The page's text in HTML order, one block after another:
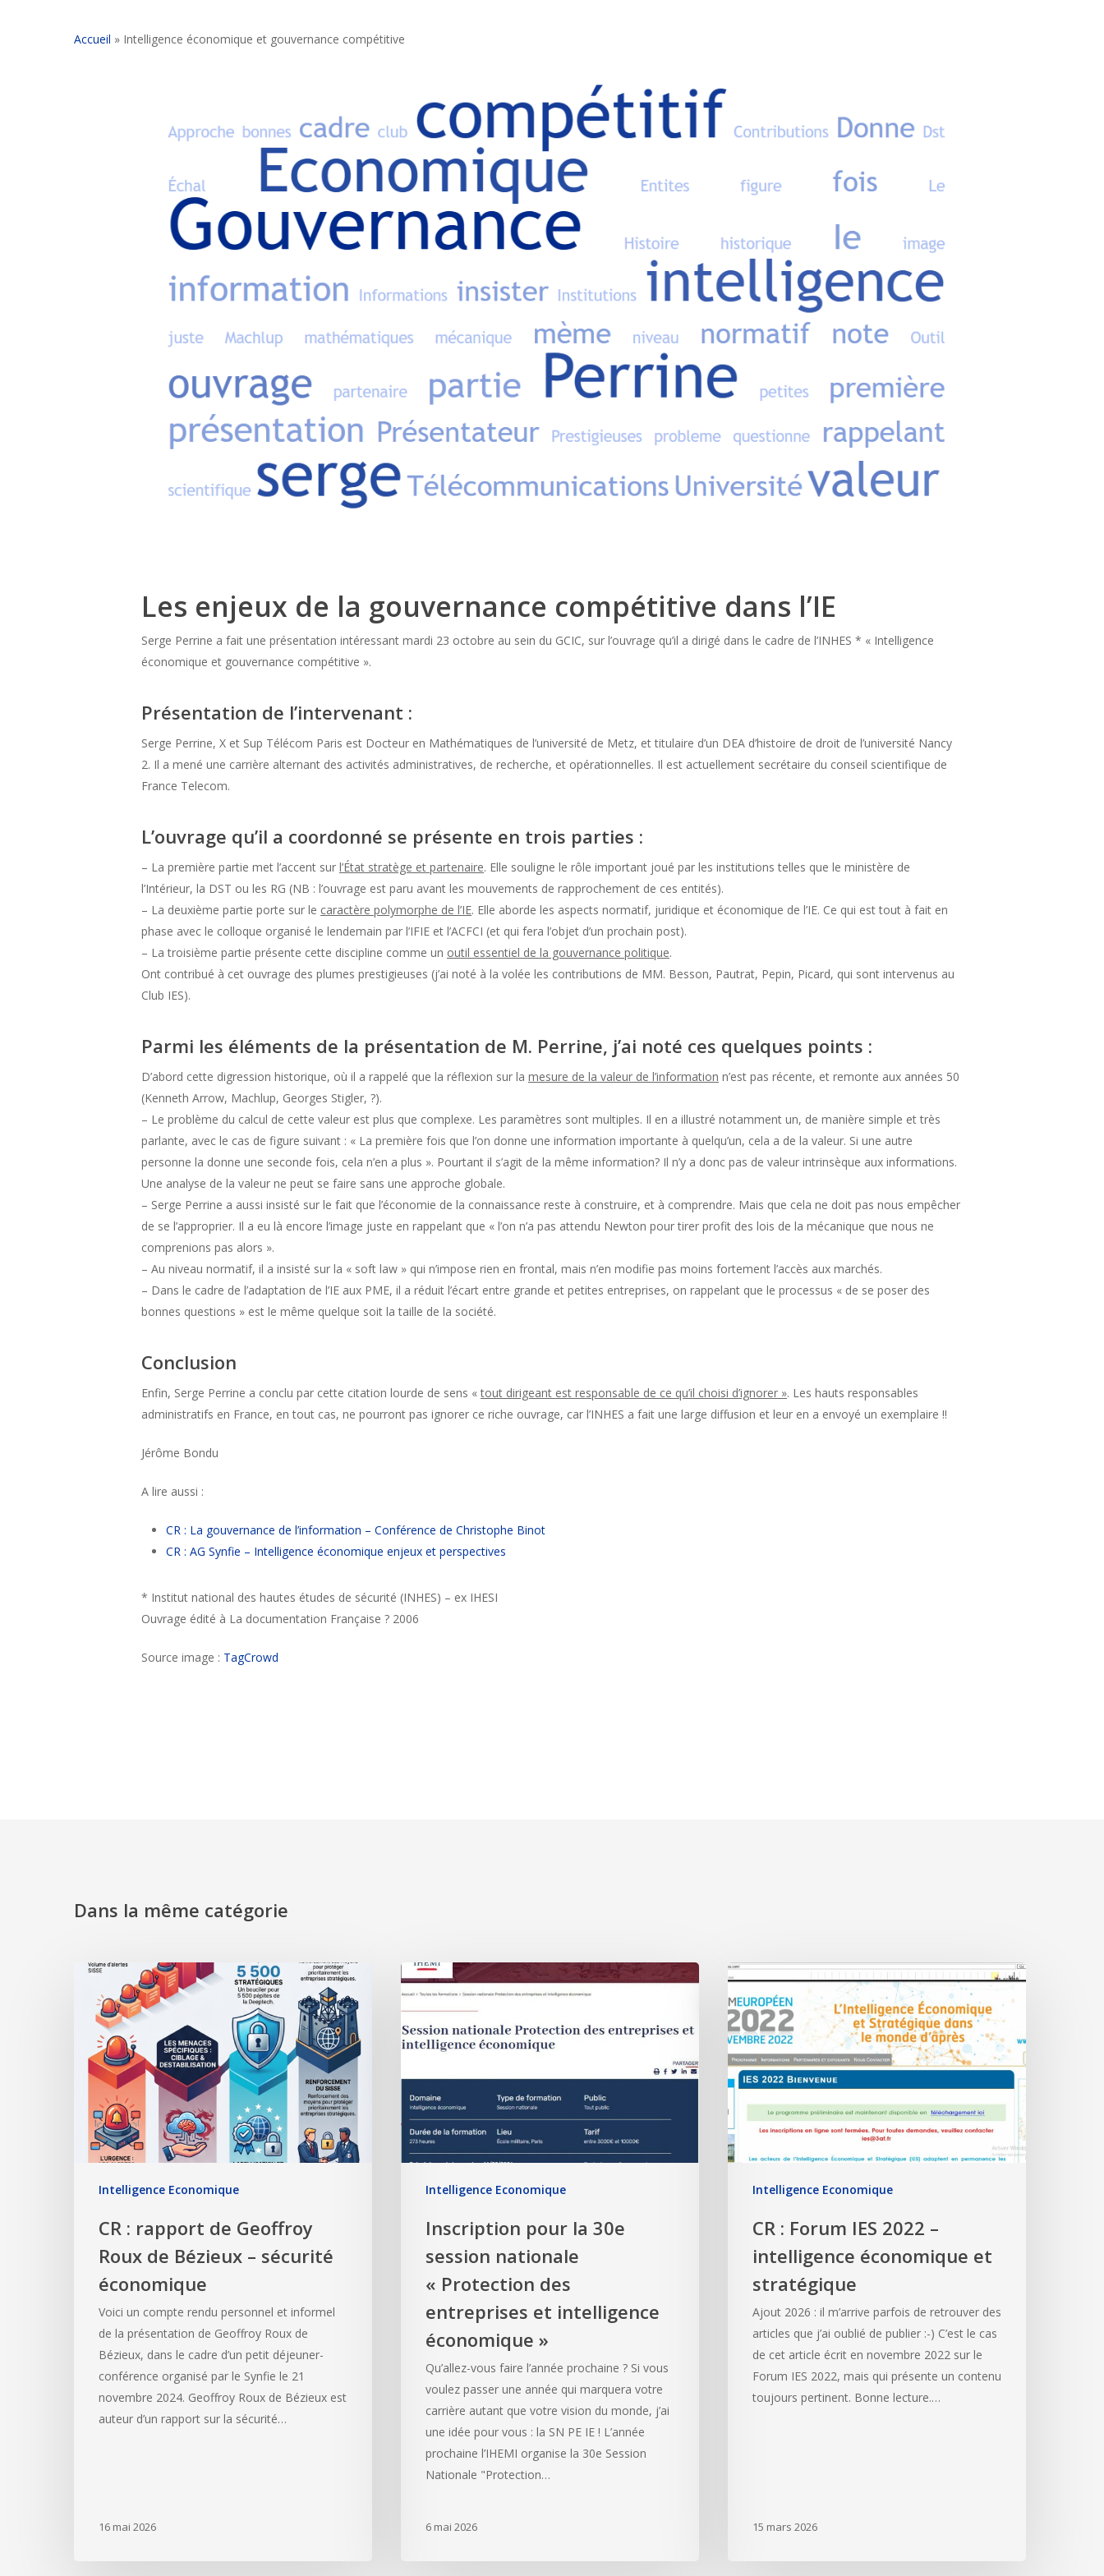
Accueil » Intelligence économique et gouvernance compétitive
Les enjeux de la gouvernance compétitive dans l’IE
Serge Perrine a fait une présentation intéressant mardi 23 octobre au sein du GCIC, sur l’ouvrage qu’il a dirigé dans le cadre de l’INHES * « Intelligence
économique et gouvernance compétitive ».
Présentation de l’intervenant :
Serge Perrine, X et Sup Télécom Paris est Docteur en Mathématiques de l’université de Metz, et titulaire d’un DEA d’histoire de droit de l’université Nancy
2. Il a mené une carrière alternant des activités administratives, de recherche, et opérationnelles. Il est actuellement secrétaire du conseil scientifique de
France Telecom.
L’ouvrage qu’il a coordonné se présente en trois parties :
– La première partie met l’accent sur l’État stratège et partenaire. Elle souligne le rôle important joué par les institutions telles que le ministère de
l’Intérieur, la DST ou les RG (NB : l’ouvrage est paru avant les mouvements de rapprochement de ces entités).
– La deuxième partie porte sur le caractère polymorphe de l’IE. Elle aborde les aspects normatif, juridique et économique de l’IE. Ce qui est tout à fait en
phase avec le colloque organisé le lendemain par l’IFIE et l’ACFCI (et qui fera l’objet d’un prochain post).
– La troisième partie présente cette discipline comme un outil essentiel de la gouvernance politique.
Ont contribué à cet ouvrage des plumes prestigieuses (j’ai noté à la volée les contributions de MM. Besson, Pautrat, Pepin, Picard, qui sont intervenus au
Club IES).
Parmi les éléments de la présentation de M. Perrine, j’ai noté ces quelques points :
D’abord cette digression historique, où il a rappelé que la réflexion sur la mesure de la valeur de l’information n’est pas récente, et remonte aux années 50
(Kenneth Arrow, Machlup, Georges Stigler, ?).
– Le problème du calcul de cette valeur est plus que complexe. Les paramètres sont multiples. Il en a illustré notamment un, de manière simple et très
parlante, avec le cas de figure suivant : « La première fois que l’on donne une information importante à quelqu’un, cela a de la valeur. Si une autre
personne la donne une seconde fois, cela n’en a plus ». Pourtant il s’agit de la même information? Il n’y a donc pas de valeur intrinsèque aux informations.
Une analyse de la valeur ne peut se faire sans une approche globale.
– Serge Perrine a aussi insisté sur le fait que l’économie de la connaissance reste à construire, et à comprendre. Mais que cela ne doit pas nous empêcher
de se l’approprier. Il a eu là encore l’image juste en rappelant que « l’on n’a pas attendu Newton pour tirer profit des lois de la mécanique que nous ne
comprenions pas alors ».
– Au niveau normatif, il a insisté sur la « soft law » qui n’impose rien en frontal, mais n’en modifie pas moins fortement l’accès aux marchés.
– Dans le cadre de l’adaptation de l’IE aux PME, il a réduit l’écart entre grande et petites entreprises, on rappelant que le processus « de se poser des
bonnes questions » est le même quelque soit la taille de la société.
Conclusion
Enfin, Serge Perrine a conclu par cette citation lourde de sens «tout dirigeant est responsable de ce qu’il choisi d’ignorer ». Les hauts responsables
administratifs en France, en tout cas, ne pourront pas ignorer ce riche ouvrage, car l’INHES a fait une large diffusion et leur en a envoyé un exemplaire !!
Jérôme Bondu
A lire aussi :
CR : La gouvernance de l’information – Conférence de Christophe Binot
CR : AG Synfie – Intelligence économique enjeux et perspectives
* Institut national des hautes études de sécurité (INHES) – ex IHESI
Ouvrage édité à La documentation Française ? 2006
Source image : TagCrowd
Dans la même catégorie
Intelligence Economique
CR : rapport de Geoffroy
Roux de Bézieux – sécurité
économique
Voici un compte rendu personnel et informel
de la présentation de Geoffroy Roux de
Bézieux, dans le cadre d’un petit déjeuner-
conférence organisé par le Synfie le 21
novembre 2024. Geoffroy Roux de Bézieux est
auteur d’un rapport sur la sécurité…
16 mai 2026
Intelligence Economique
Inscription pour la 30e
session nationale
« Protection des
entreprises et intelligence
économique »
Qu’allez-vous faire l’année prochaine ? Si vous
voulez passer une année qui marquera votre
carrière autant que votre vision du monde, j’ai
une idée pour vous : la SN PE IE ! L’année
prochaine l’IHEMI organise la 30e Session
Nationale "Protection…
6 mai 2026
Intelligence Economique
CR : Forum IES 2022 –
intelligence économique et
stratégique
Ajout 2026 : il m’arrive parfois de retrouver des
articles que j’ai oublié de publier :-) C’est le cas
de cet article écrit en novembre 2022 sur le
Forum IES 2022, mais qui présente un contenu
toujours pertinent. Bonne lecture.…
15 mars 2026